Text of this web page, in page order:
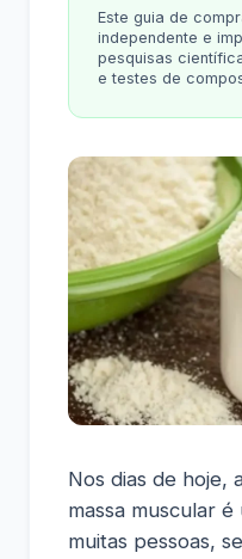
Este guia de
independente e
pesquisas
e testes de
Nos dias de hoje,
massa muscular
muitas pessoas,